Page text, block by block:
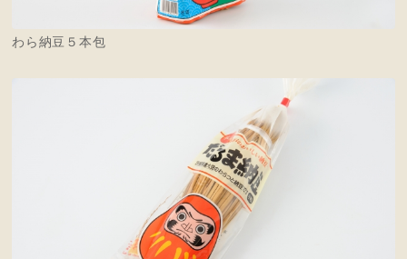
わら納豆５本包